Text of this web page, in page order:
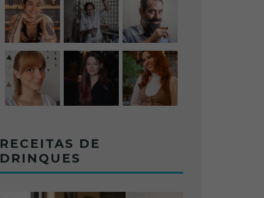
RECEITAS DE
DRINQUES